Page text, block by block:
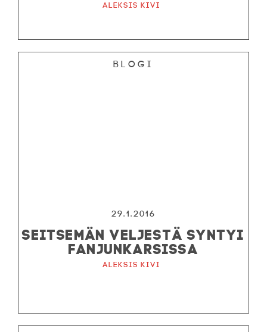
Aleksis Kivi
Blogi
29.1.2016
SEITSEMÄN VELJESTÄ SYNTYI
FANJUNKARSISSA
Aleksis Kivi